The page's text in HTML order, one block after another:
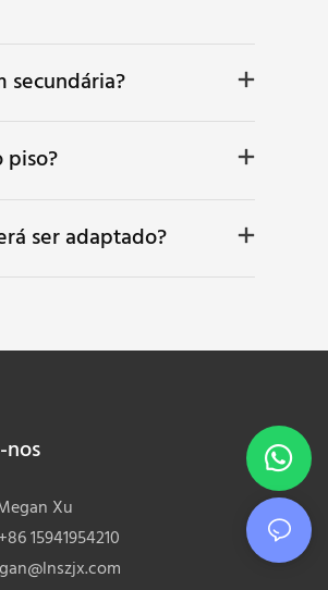
secundária?
piso?
ser adaptado?
Xu
15941954210